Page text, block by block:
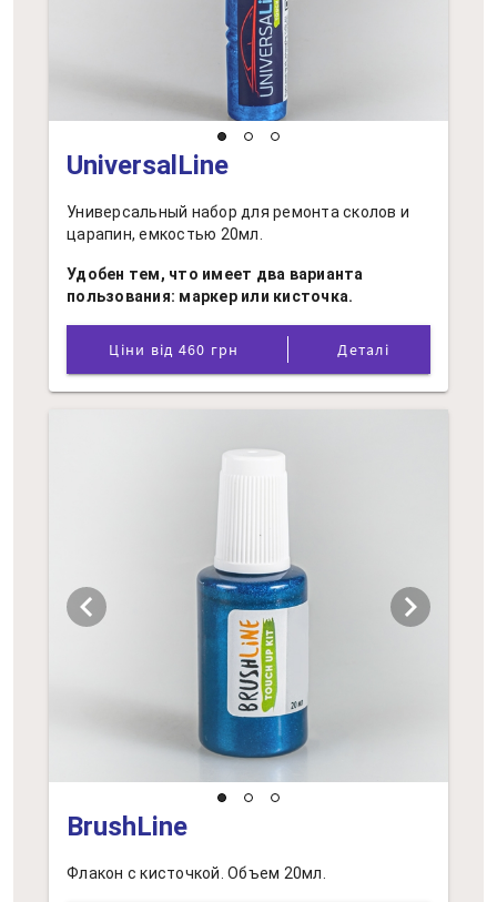
UniversalLine
Универсальный набор для ремонта сколов и
царапин, емкостью 20мл.
Удобен тем, что имеет два варианта
пользования: маркер или кисточка.
Ціни від 460 грн Деталі
chevron_left chevron_right
BrushLine
Флакон с кисточкой. Объем 20мл.